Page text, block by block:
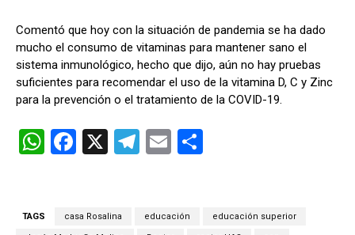
Comentó que hoy con la situación de pandemia se ha dado
mucho el consumo de vitaminas para mantener sano el
sistema inmunológico, hecho que dijo, aún no hay pruebas
suficientes para recomendar el uso de la vitamina D, C y Zinc
para la prevención o el tratamiento de la COVID-19.
W F
b
X
T
gr
E
p
TAGS casa Rosalina educación educación superior